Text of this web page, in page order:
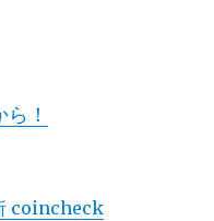
！
coincheck